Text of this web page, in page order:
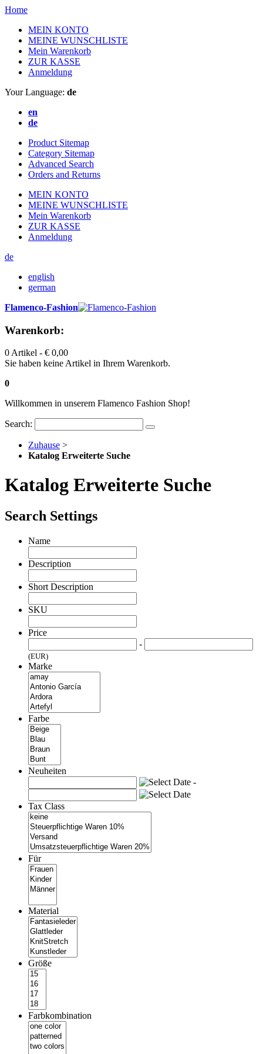
Home
MEIN KONTO
MEINE WUNSCHLISTE
Mein Warenkorb
ZUR KASSE
Anmeldung
Your Language: de
en
de
Product Sitemap
Category Sitemap
Advanced Search
Orders and Returns
MEIN KONTO
MEINE WUNSCHLISTE
Mein Warenkorb
ZUR KASSE
Anmeldung
de
english
german
Flamenco-Fashion
Warenkorb:
0 Artikel - € 0,00
Sie haben keine Artikel in Ihrem Warenkorb.
0
Willkommen in unserem Flamenco Fashion Shop!
Search:
Zuhause >
Katalog Erweiterte Suche
Katalog Erweiterte Suche
Search Settings
Name
Description
Short Description
SKU
Price
-
(EUR)
Marke
Farbe
Neuheiten
-
Tax Class
Für
Material
Größe
Farbkombination